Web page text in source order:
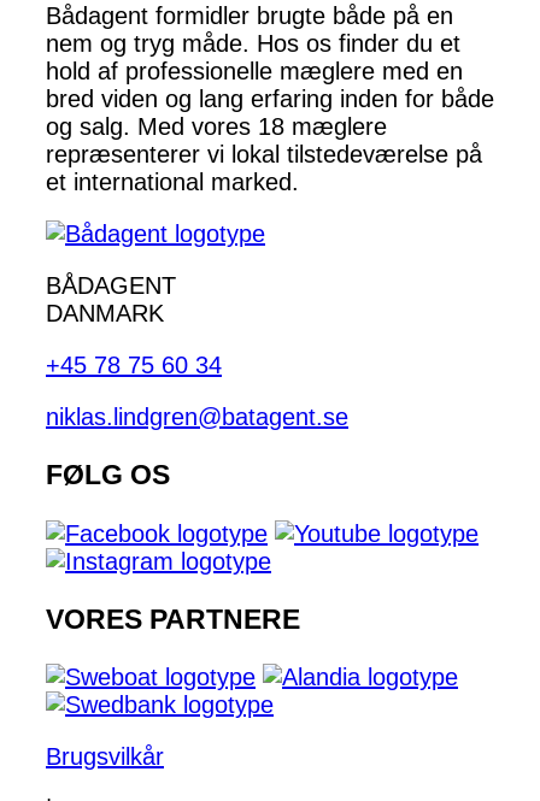
Bådagent formidler brugte både på en
nem og tryg måde. Hos os finder du et
hold af professionelle mæglere med en
bred viden og lang erfaring inden for både
og salg. Med vores 18 mæglere
repræsenterer vi lokal tilstedeværelse på
et international marked.
BÅDAGENT
DANMARK
+45 78 75 60 34
niklas.lindgren@batagent.se
FØLG OS
VORES PARTNERE
Brugsvilkår